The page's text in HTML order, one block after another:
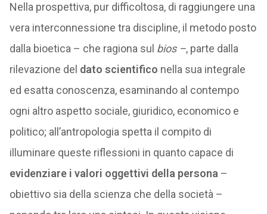
Nella prospettiva, pur difficoltosa, di raggiungere una
vera interconnessione tra discipline, il metodo posto
dalla bioetica – che ragiona sul bios –, parte dalla
rilevazione del dato scientifico nella sua integrale
ed esatta conoscenza, esaminando al contempo
ogni altro aspetto sociale, giuridico, economico e
politico; all’antropologia spetta il compito di
illuminare queste riflessioni in quanto capace di
evidenziare i valori oggettivi della persona –
obiettivo sia della scienza che della società –